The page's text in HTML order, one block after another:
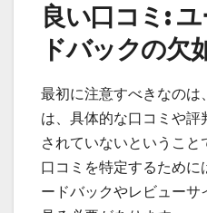
良い口コミ:
ドバックの欠
最初に注意すべきなのは
は、具体的な口コミや
されていないというこ
口コミを特定するために
ードバックやレビュー